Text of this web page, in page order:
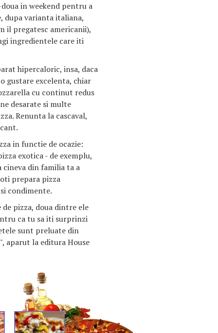
in weekend pentru a
dupa varianta italiana,
il pregatesc americanii),
ingredientele care iti
hipercaloric, insa, daca
gustare excelenta, chiar
cu continut redus
desarate si multe
Renunta la cascaval,
in functie de ocazie:
exotica - de exemplu,
cineva din familia ta a
prepara pizza
condimente.
pizza, doua dintre ele
ca tu sa iti surprinzi
sunt preluate din
aparut la editura House